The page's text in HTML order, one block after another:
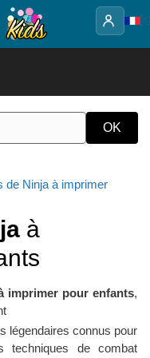
de Ninja à imprimer
à
imprimer pour enfants,
légendaires connus pour
techniques de combat